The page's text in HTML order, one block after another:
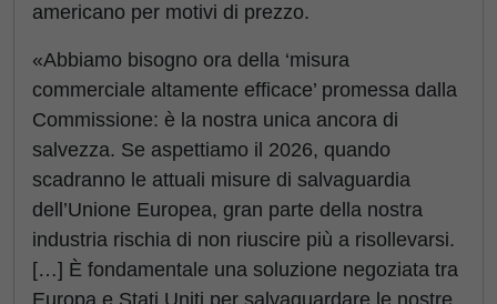
americano per motivi di prezzo.
«Abbiamo bisogno ora della ‘misura
commerciale altamente efficace’ promessa dalla
Commissione: è la nostra unica ancora di
salvezza. Se aspettiamo il 2026, quando
scadranno le attuali misure di salvaguardia
dell’Unione Europea, gran parte della nostra
industria rischia di non riuscire più a risollevarsi.
[…] È fondamentale una soluzione negoziata tra
Europa e Stati Uniti per salvaguardare le nostre